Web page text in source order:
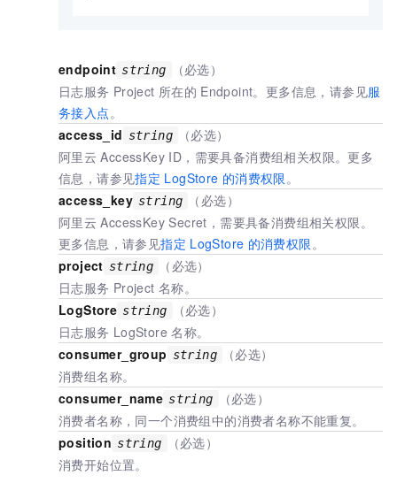
endpoint string
（必选）
日志服务 Project 所在的 Endpoint。更多信息，请参见服
务接入点。
access_id string
（必选）
阿里云 AccessKey ID，需要具备消费组相关权限。更多
信息，请参见指定 LogStore 的消费权限。
access_key string
（必选）
阿里云 AccessKey Secret，需要具备消费组相关权限。
更多信息，请参见指定 LogStore 的消费权限。
project string
（必选）
日志服务 Project 名称。
LogStore string
（必选）
日志服务 LogStore 名称。
consumer_group string
（必选）
消费组名称。
consumer_name string
（必选）
消费者名称，同一个消费组中的消费者名称不能重复。
position string
（必选）
消费开始位置。